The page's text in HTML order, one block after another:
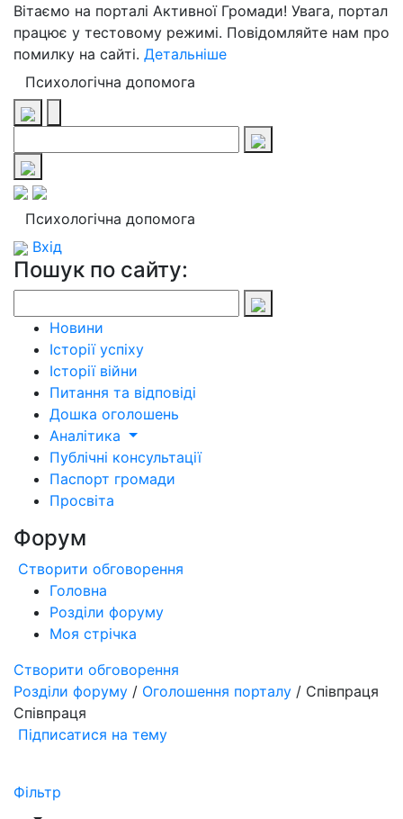
Вітаємо на порталі Активної Громади! Увага, портал
працює у тестовому режимі. Повідомляйте нам про
помилку на сайті. Детальніше
Психологічна допомога
Психологічна допомога
Вхід
Пошук по сайту:
Новини
Історії успіху
Історії війни
Питання та відповіді
Дошка оголошень
Аналітика
Публічні консультації
Паспорт громади
Просвіта
Форум
Створити обговорення
Головна
Розділи форуму
Моя стрічка
Створити обговорення
Розділи форуму / Оголошення порталу / Співпраця
Співпраця
Підписатися на тему
Фільтр